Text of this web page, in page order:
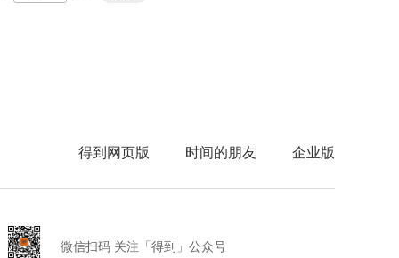
得到网页版 时间的朋友 企业版
微信扫码 关注「得到」公众号